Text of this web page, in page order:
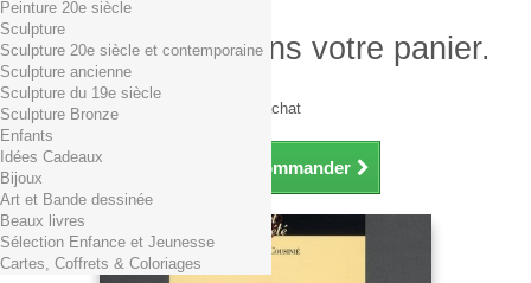
Il y a 1 produit dans votre panier.
Total produits TTC
Frais de port TTC
0,01€ dès 29€ d'achat
Total TTC
Continuer mes achats Commander
Peinture 20e siècle
Sculpture
Sculpture 20e siècle et contemporaine
Sculpture ancienne
Sculpture du 19e siècle
Sculpture Bronze
Enfants
Idées Cadeaux
Bijoux
Art et Bande dessinée
Beaux livres
Sélection Enfance et Jeunesse
Cartes, Coffrets & Coloriages